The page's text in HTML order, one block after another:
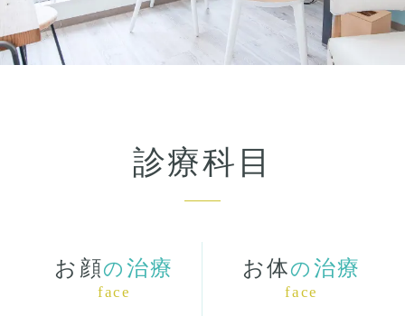
診療科目
お顔の 治療
face
お体の 治療
face